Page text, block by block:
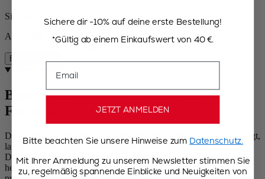
Sichere Zahlung
Auf Lager
Beschreibung
Bistro, im natürlichen und warmen
Farbton
Die Bistro-Pfeffermühle ist in den kleinsten Details darauf ausgelegt,
lange zu dienen und die Ansprüche der Feinschmecker zu erfüllen.
Das Holz der in Frankreich hergestellten Mühle stammt aus
heimischen, nachhaltig bewirtschafteten Wäldern. Mit dem
Sichere dir -10% auf deine erste Bestellung!
*Gültig ab einem Einkaufswert von 40 €.
Email
JETZT ANMELDEN
Bitte beachten Sie unsere Hinweise zum Datenschutz.
Mit Ihrer Anmeldung zu unserem Newsletter stimmen Sie
zu, regelmäßig spannende Einblicke und Neuigkeiten von